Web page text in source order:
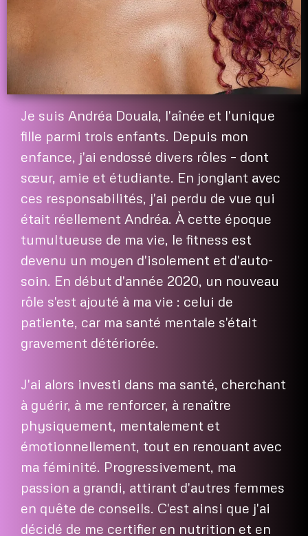
Je suis Andréa Douala, l'aînée et l'unique
fille parmi trois enfants. Depuis mon
enfance, j'ai endossé divers rôles – dont
sœur, amie et étudiante. En jonglant avec
ces responsabilités, j'ai perdu de vue qui
était réellement Andréa. À cette époque
tumultueuse de ma vie, le fitness est
devenu un moyen d'isolement et d'auto-
soin. En début d'année 2020, un nouveau
rôle s'est ajouté à ma vie : celui de
patiente, car ma santé mentale s'était
gravement détériorée.
J'ai alors investi dans ma santé, cherchant
à guérir, à me renforcer, à renaître
physiquement, mentalement et
émotionnellement, tout en renouant avec
ma féminité. Progressivement, ma
passion a grandi, attirant d'autres femmes
en quête de conseils. C'est ainsi que j'ai
décidé de me certifier en nutrition et en